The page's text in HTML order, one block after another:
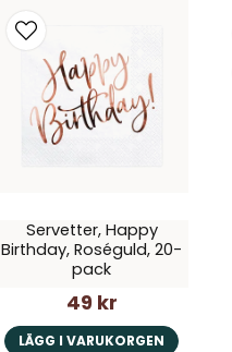
Servetter, Happy
Birthday, Roséguld, 20-
pack
49 kr
LÄGG I VARUKORGEN